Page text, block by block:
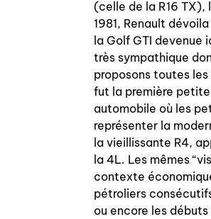
(celle de la R16
1981, Renault
la Golf GTI
très sympathique
proposons toutes
fut la première
automobile où les
représenter la
la vieillissante R4,
la 4L. Les mêmes
contexte
pétroliers
ou encore les